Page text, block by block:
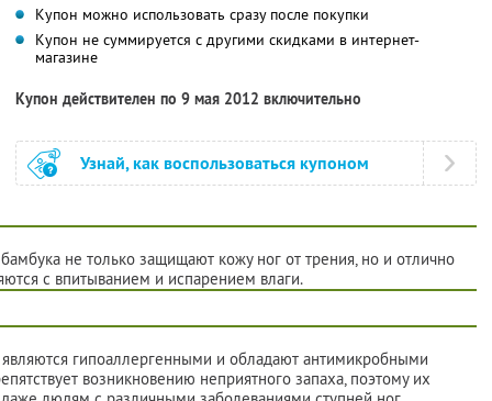
Купон можно использовать сразу после покупки
Купон не суммируется с другими скидками в интернет-
магазине
Купон действителен по 9 мая 2012 включительно
Узнай, как воспользоваться купоном
не только защищают кожу ног от трения, но и отлично
с впитыванием и испарением влаги.
гипоаллергенными и обладают антимикробными
возникновению неприятного запаха, поэтому их